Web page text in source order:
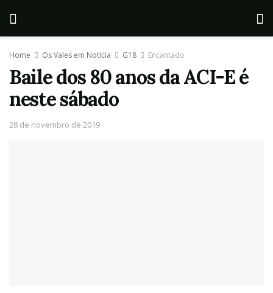
Home Os Vales em Notícia G18 Encantado
Baile dos 80 anos da ACI-E é
neste sábado
28 de novembro de 2019